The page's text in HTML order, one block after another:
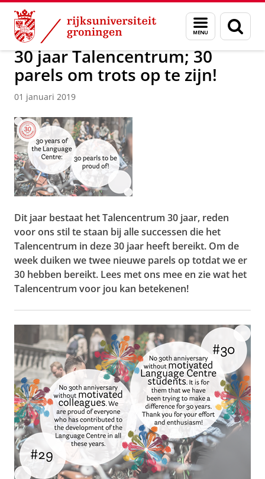
Skip
Content
Skip
Navigation
Menu
en
zoeken
Over ons Actueel Nieuws Nieuwsberichten
30 jaar Talencentrum; 30
parels om trots op te zijn!
01 januari 2019
Dit jaar bestaat het Talencentrum 30 jaar, reden
voor ons stil te staan bij alle successen die het
Talencentrum in deze 30 jaar heeft bereikt. Om de
week duiken we twee nieuwe parels op totdat we er
30 hebben bereikt. Lees met ons mee en zie wat het
Talencentrum voor jou kan betekenen!